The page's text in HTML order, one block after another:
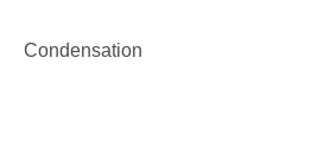
Condensation